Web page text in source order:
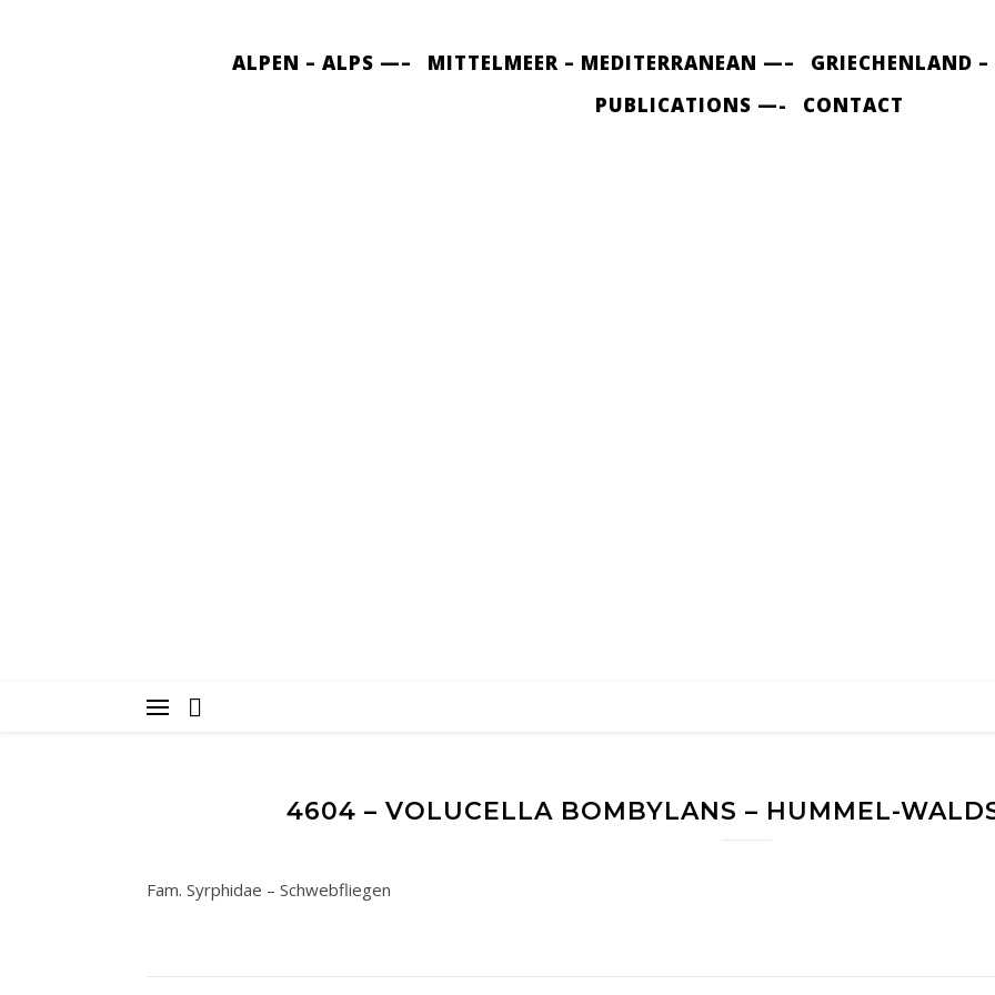
ALPEN – ALPS —– MITTELMEER – MEDITERRANEAN —– GRIECHENLAND –
PUBLICATIONS —-
CONTACT
4604 – VOLUCELLA BOMBYLANS – HUMMEL-
Fam. Syrphidae – Schwebfliegen